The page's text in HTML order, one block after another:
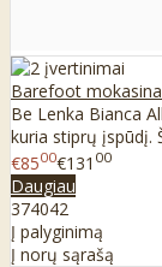
Barefoot
Be Lenka Bianca
kuria stiprų įspūdį.
€8500€131 00
Daugiau
374042
Į palyginimą
Į norų sąrašą